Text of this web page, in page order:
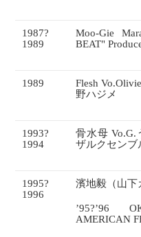
1987?
1989
Moo-Gie
BEAT"
1989 Flesh
野ハジメ
1993?
1994
骨水母 Vo.G.
ザルクセンブ
1995?
1996
濱地毅（山下
’95?’96
AMERICAN